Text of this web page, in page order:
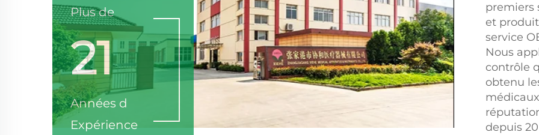
Plus de
21
Années d
Expérience
premiers
et
service
Nous
contrôle
obtenu
depuis